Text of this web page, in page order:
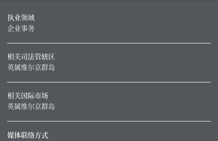
执业领域
企业事务
相关司法管辖区
英属维尔京群岛
相关国际市场
英属维尔京群岛
媒体联络方式